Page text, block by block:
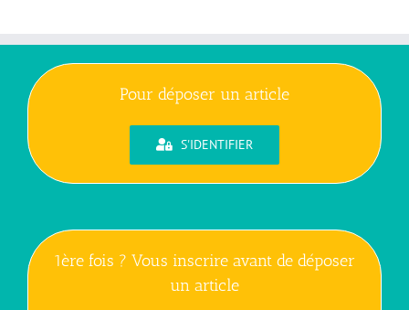
Pour déposer un article
S'IDENTIFIER
1ère fois ? Vous inscrire avant de déposer
un article